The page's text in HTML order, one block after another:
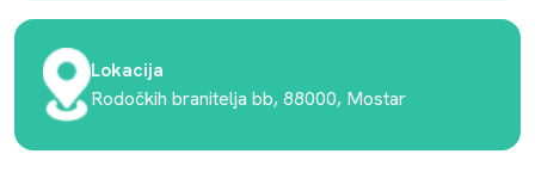
Lokacija
Rodočkih branitelja bb, 88000, Mostar